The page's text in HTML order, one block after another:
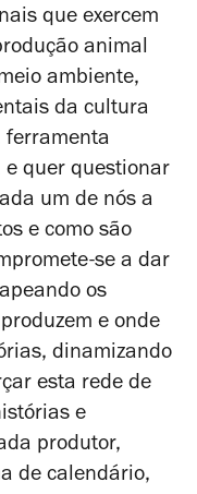
que exercem
animal
ambiente,
da cultura
ferramenta
e quer questionar
um de nós a
e como são
se a dar
os
e onde
dinamizando
esta rede de
e
produtor,
de calendário,